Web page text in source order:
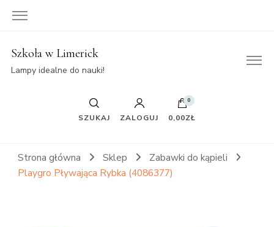
Szkoła w Limerick
Lampy idealne do nauki!
SZUKAJ ZALOGUJ
0
0,00ZŁ
Strona główna Sklep
Zabawki do kąpieli
Playgro Pływająca Rybka (4086377)